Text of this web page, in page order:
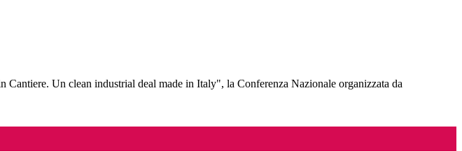
Un clean industrial deal made in Italy", la Conferenza Nazionale organizzata da